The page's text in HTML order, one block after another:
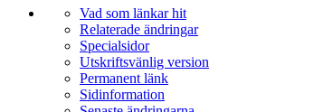
Vad som länkar hit
Relaterade ändringar
Specialsidor
Utskriftsvänlig version
Permanent länk
Sidinformation